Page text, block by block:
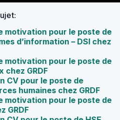
motivation pour le poste de
d’information – DSI chez
motivation pour le poste de
chez GRDF
CV pour le poste de
humaines chez GRDF
motivation pour le poste de
GRDF